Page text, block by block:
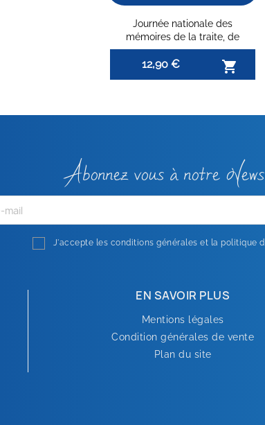
Journée nationale des
mémoires de la traite, de
l'esclavage et de leur abolition
- 10 mai
12,90 € 
Abonnez vous à notre
J'accepte les conditions générales et la politique
EN SAVOIR PLUS
Mentions légales
Condition générales de vente
Plan du site